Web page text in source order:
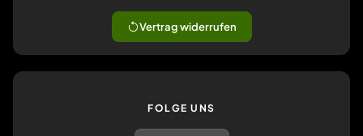
Vertrag widerrufen
FOLGE UNS